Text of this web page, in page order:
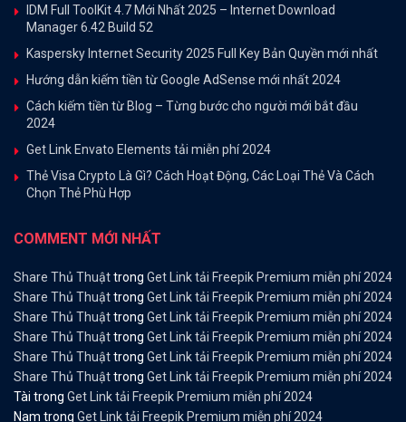
IDM Full ToolKit 4.7 Mới Nhất 2025 – Internet Download
Manager 6.42 Build 52
Kaspersky Internet Security 2025 Full Key Bản Quyền mới nhất
Hướng dẫn kiếm tiền từ Google AdSense mới nhất 2024
Cách kiếm tiền từ Blog – Từng bước cho người mới bắt đầu
2024
Get Link Envato Elements tải miễn phí 2024
Thẻ Visa Crypto Là Gì? Cách Hoạt Động, Các Loại Thẻ Và Cách
Chọn Thẻ Phù Hợp
COMMENT MỚI NHẤT
Share Thủ Thuậttrong Get Link tải Freepik Premium miễn phí 2024
Share Thủ Thuậttrong Get Link tải Freepik Premium miễn phí 2024
Share Thủ Thuậttrong Get Link tải Freepik Premium miễn phí 2024
Share Thủ Thuậttrong Get Link tải Freepik Premium miễn phí 2024
Share Thủ Thuậttrong Get Link tải Freepik Premium miễn phí 2024
Share Thủ Thuậttrong Get Link tải Freepik Premium miễn phí 2024
Tài trong Get Link tải Freepik Premium miễn phí 2024
Nam trong Get Link tải Freepik Premium miễn phí 2024